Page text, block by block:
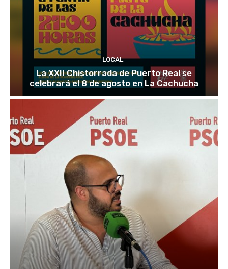
LOCAL
La XXII Chistorrada de Puerto Real se
celebrará el 8 de agosto en La Cachucha